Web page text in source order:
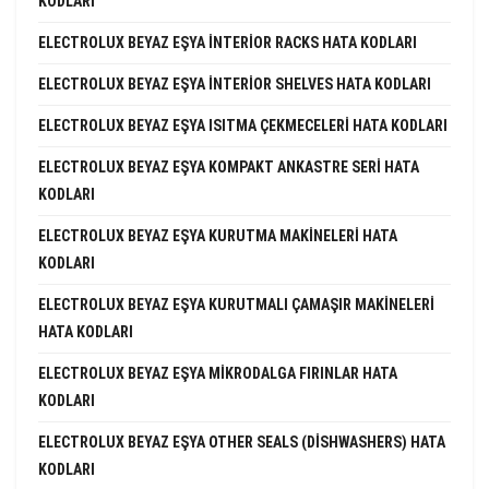
ELECTROLUX BEYAZ EŞYA INTERIOR RACKS HATA KODLARI
ELECTROLUX BEYAZ EŞYA INTERIOR SHELVES HATA KODLARI
ELECTROLUX BEYAZ EŞYA ISITMA ÇEKMECELERI HATA KODLARI
ELECTROLUX BEYAZ EŞYA KOMPAKT ANKASTRE SERI HATA
KODLARI
ELECTROLUX BEYAZ EŞYA KURUTMA MAKINELERI HATA
KODLARI
ELECTROLUX BEYAZ EŞYA KURUTMALI ÇAMAŞIR MAKINELERI
HATA KODLARI
ELECTROLUX BEYAZ EŞYA MIKRODALGA FIRINLAR HATA
KODLARI
ELECTROLUX BEYAZ EŞYA OTHER SEALS (DISHWASHERS) HATA
KODLARI